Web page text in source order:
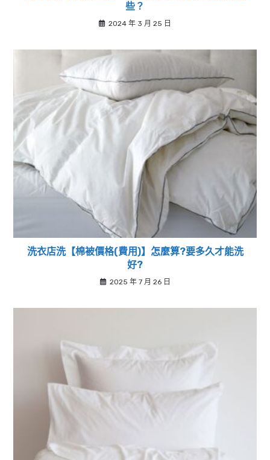
些？
2024 年 3 月 25 日
洗衣店洗【棉被價格(費用)】怎麼算?要多久才能洗
好?
2025 年 7 月 26 日